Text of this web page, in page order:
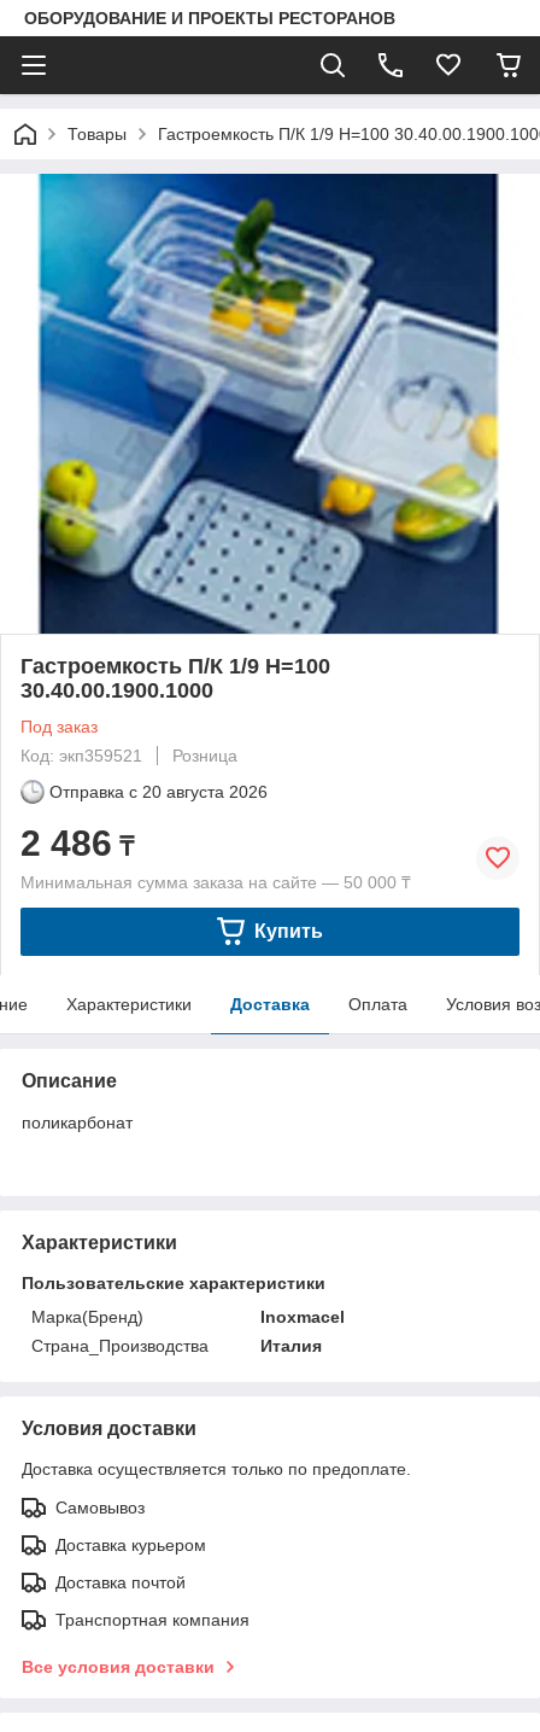
ОБОРУДОВАНИЕ И ПРОЕКТЫ РЕСТОРАНОВ
Товары Гастроемкость П/К 1/9 Н=100
Гастроемкость П/К 1/9 Н=100
30.40.00.1900.1000
Под заказ
Код: экп359521
Розница
Отправка с 20 августа 2026
2 486 ₸
Минимальная сумма заказа на сайте — 50 000 ₸
Купить
Характеристики Доставка Оплата Условия
Описание
поликарбонат
Характеристики
Пользовательские характеристики
Марка(Бренд)
Inoxmacel
Страна_Производства
Италия
Условия доставки
Доставка осуществляется только по предоплате.
Самовывоз
Доставка курьером
Доставка почтой
Транспортная компания
Все условия доставки